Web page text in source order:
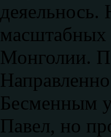
деяельнось.
масштабных
Монголии.
Бесменным
Павел, но